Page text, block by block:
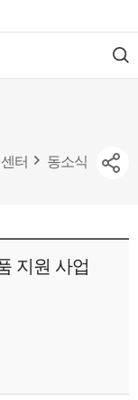
검
색
터 동소식
지원 사업